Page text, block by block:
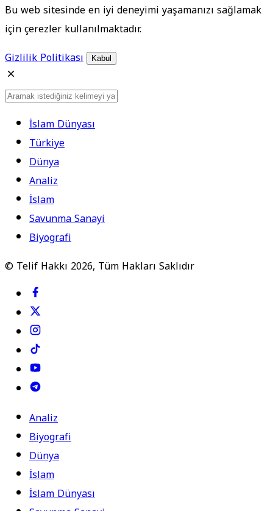
Bu web sitesinde en iyi deneyimi yaşamanızı sağlamak
için çerezler kullanılmaktadır.
Gizlilik Politikası
Kabul
İslam Dünyası
Türkiye
Dünya
Analiz
İslam
Savunma Sanayi
Biyografi
© Telif Hakkı 2026, Tüm Hakları Saklıdır
Analiz
Biyografi
Dünya
İslam
İslam Dünyası